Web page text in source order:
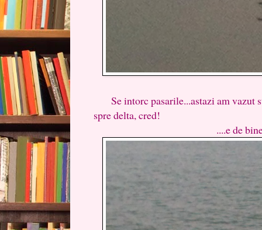
Se intorc pasarile...astazi am vazut
spre delta, cred!
....e de bine,